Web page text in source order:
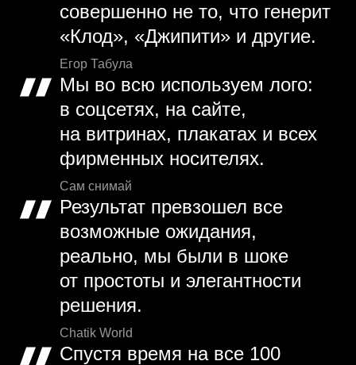
совершенно не то, что генерит
«Клод», «Джипити» и другие.
Егор Табула
Мы во всю используем лого:
в соцсетях, на сайте,
на витринах, плакатах и всех
фирменных носителях.
Сам снимай
Результат превзошел все
возможные ожидания,
реально, мы были в шоке
от простоты и элегантности
решения.
Chatik World
Спустя время на все 100